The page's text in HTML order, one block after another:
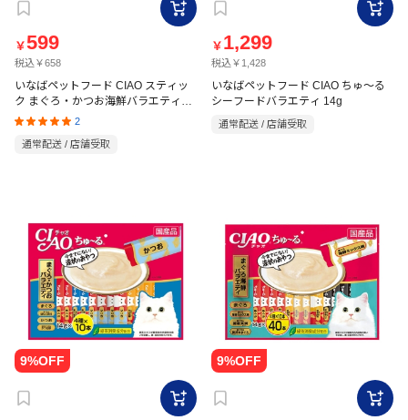
￥599
税込￥658
いなばペットフード CIAO スティッ
ク まぐろ・かつお海鮮バラエティ
15g×20本
2
通常配送 / 店舗受取
￥ 1,299
税込￥1,428
いなばペットフード CIAO ちゅ～る
シーフードバラエティ 14g
通常配送 / 店舗受取